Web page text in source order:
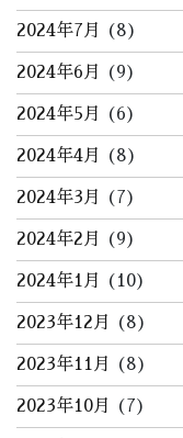
2024年7月 (8)
2024年6月 (9)
2024年5月 (6)
2024年4月 (8)
2024年3月 (7)
2024年2月 (9)
2024年1月 (10)
2023年12月 (8)
2023年11月 (8)
2023年10月 (7)